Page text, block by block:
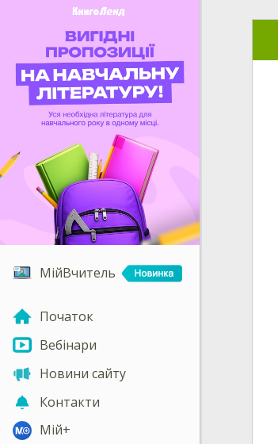
МійВчитель
Початок
Вебінари
Новини сайту
Контакти
Мій+